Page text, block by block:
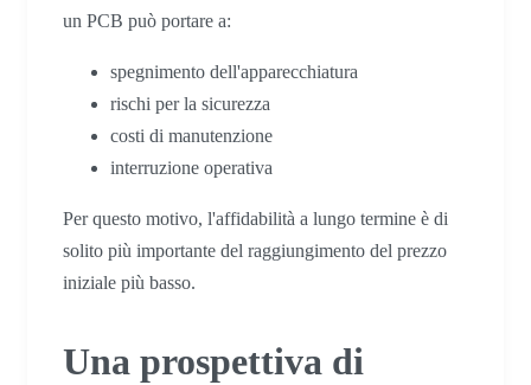
un PCB può portare a:
spegnimento dell'apparecchiatura
rischi per la sicurezza
costi di manutenzione
interruzione operativa
Per questo motivo, l'affidabilità a lungo termine è di
solito più importante del raggiungimento del prezzo
iniziale più basso.
Una prospettiva di